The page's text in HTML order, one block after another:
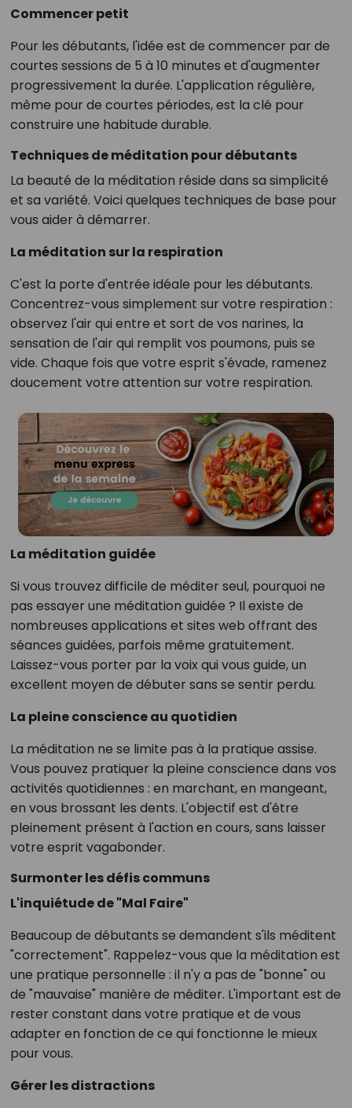
Commencer petit
Pour les débutants, l'idée est de commencer par de
courtes sessions de 5 à 10 minutes et d'augmenter
progressivement la durée. L'application régulière,
même pour de courtes périodes, est la clé pour
construire une habitude durable.
Techniques de méditation pour débutants
La beauté de la méditation réside dans sa simplicité
et sa variété. Voici quelques techniques de base pour
vous aider à démarrer.
La méditation sur la respiration
C'est la porte d'entrée idéale pour les débutants.
Concentrez-vous simplement sur votre respiration :
observez l'air qui entre et sort de vos narines, la
sensation de l'air qui remplit vos poumons, puis se
vide. Chaque fois que votre esprit s'évade, ramenez
doucement votre attention sur votre respiration.
La méditation guidée
Si vous trouvez difficile de méditer seul, pourquoi ne
pas essayer une méditation guidée ? Il existe de
nombreuses applications et sites web offrant des
séances guidées, parfois même gratuitement.
Laissez-vous porter par la voix qui vous guide, un
excellent moyen de débuter sans se sentir perdu.
La pleine conscience au quotidien
La méditation ne se limite pas à la pratique assise.
Vous pouvez pratiquer la pleine conscience dans vos
activités quotidiennes : en marchant, en mangeant,
en vous brossant les dents. L'objectif est d'être
pleinement présent à l'action en cours, sans laisser
votre esprit vagabonder.
Surmonter les défis communs
L'inquiétude de "Mal Faire"
Beaucoup de débutants se demandent s'ils méditent
"correctement". Rappelez-vous que la méditation est
une pratique personnelle : il n'y a pas de "bonne" ou
de "mauvaise" manière de méditer. L'important est de
rester constant dans votre pratique et de vous
adapter en fonction de ce qui fonctionne le mieux
pour vous.
Gérer les distractions